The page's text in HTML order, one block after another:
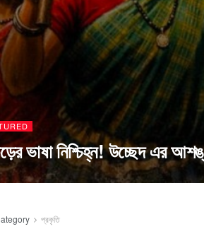
ভাষা নিশ্চিহ্ন! উচ্ছেদ এর
প্রকৃতি